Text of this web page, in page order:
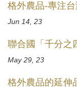
格外農品-專注
Jun 14, 23
聯合國「千分之
May 29, 23
格外農品的延伸